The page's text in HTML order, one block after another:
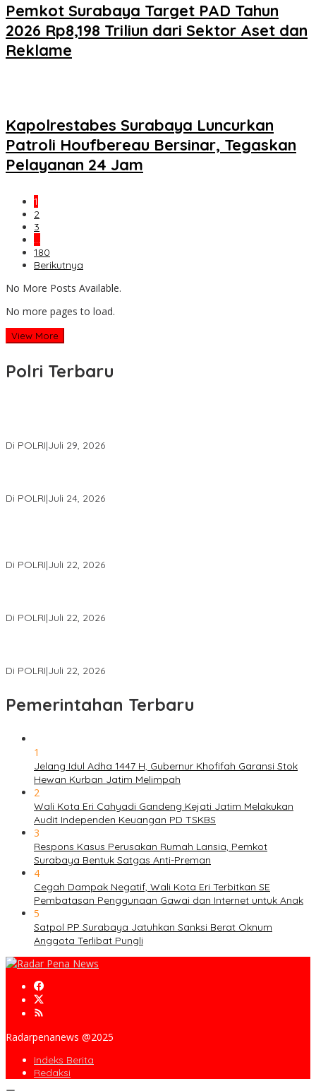
Pemkot Surabaya Target PAD Tahun
2026 Rp8,198 Triliun dari Sektor Aset dan
Reklame
Kapolrestabes Surabaya Luncurkan
Patroli Houfbereau Bersinar, Tegaskan
Pelayanan 24 Jam
1
2
3
…
180
Berikutnya
No More Posts Available.
No more pages to load.
View More
Polri Terbaru
Di POLRI|Juli 29, 2026
Di POLRI|Juli 24, 2026
Di POLRI|Juli 22, 2026
Di POLRI|Juli 22, 2026
Di POLRI|Juli 22, 2026
Pemerintahan Terbaru
1
Jelang Idul Adha 1447 H, Gubernur Khofifah Garansi Stok
Hewan Kurban Jatim Melimpah
2
Wali Kota Eri Cahyadi Gandeng Kejati Jatim Melakukan
Audit Independen Keuangan PD TSKBS
3
Respons Kasus Perusakan Rumah Lansia, Pemkot
Surabaya Bentuk Satgas Anti-Preman
4
Cegah Dampak Negatif, Wali Kota Eri Terbitkan SE
Pembatasan Penggunaan Gawai dan Internet untuk Anak
5
Satpol PP Surabaya Jatuhkan Sanksi Berat Oknum
Anggota Terlibat Pungli
Radarpenanews @2025
Indeks Berita
Redaksi